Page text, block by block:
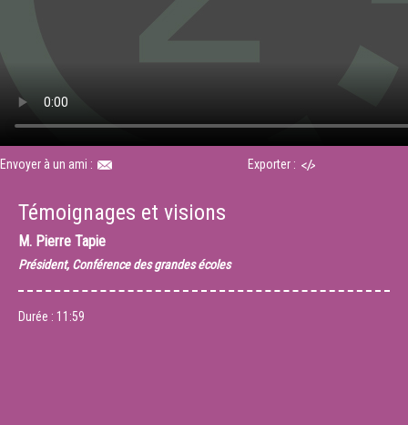
Envoyer à un ami : Exporter :
Témoignages et visions
M. Pierre Tapie
Président, Conférence des grandes écoles
Durée : 11:59